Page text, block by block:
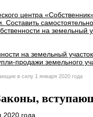
центра
Составить
на земельный
на земельный
продажи земельного
в силу 1 января 2020 года